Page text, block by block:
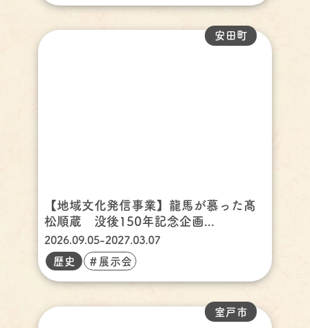
【地域文化発信事業】龍馬が慕った髙
松順蔵 没後150年記念企画...
安田町
2026.09.05-2027.03.07
歴史
＃展示会
室戸市